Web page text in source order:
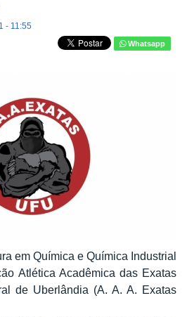
- 11:55
Whatsapp
em Química e Química Industrial
Atlética Acadêmica das Exatas
de Uberlândia (A. A. A. Exatas